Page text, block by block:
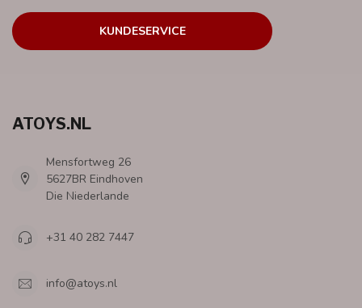
KUNDESERVICE
ATOYS.NL
Mensfortweg 26
5627BR Eindhoven
Die Niederlande
+31 40 282 7447
info@atoys.nl